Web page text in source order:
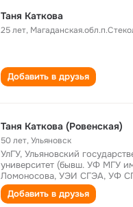
Таня Каткова
25 лет,
Добавить в друзья
Таня Каткова (Ровенская)
50 лет,Ульяновск
УлГУ, Ульяновский
университет (бывш. УФ МГУ
Ломоносова, УЭИ СГЭА, УФ
Добавить в друзья